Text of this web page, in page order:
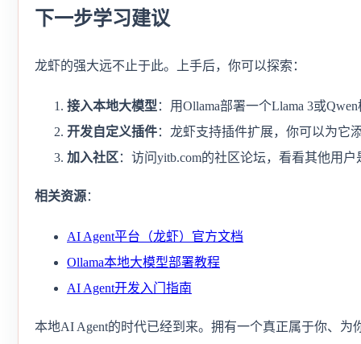
下一步学习建议
龙虾的强大远不止于此。上手后，你可以探索：
接入本地大模型：用Ollama部署一个Llama 3或
开发自定义插件：龙虾支持插件扩展，你可以为它
加入社区：访问yitb.com的社区论坛，看看其他用
相关资源：
AI Agent平台（龙虾）官方文档
Ollama本地大模型部署教程
AI Agent开发入门指南
本地AI Agent的时代已经到来。拥有一个真正属于你、